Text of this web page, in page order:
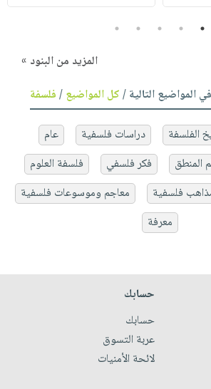
1
2
3
4
5
المزيد من البنود »
المواضيع التالية /كل المواضيع/فلسفة
الفلسفة دراسات فلسفية
عام
المنطق فكر فلسفي
فلسفة العلوم
فلسفية
معاجم وموسوعات فلسفية
معرفة
حسابك
حسابك
عربة التسوق
لائحة الأمنيات